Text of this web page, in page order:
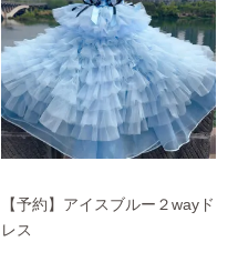
【予約】アイスブルー２wayド
レス